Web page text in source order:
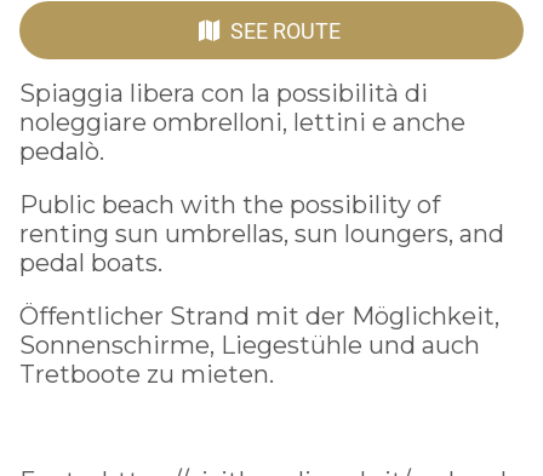
SEE ROUTE
Spiaggia libera con la possibilità di
noleggiare ombrelloni, lettini e anche
pedalò.
Public beach with the possibility of
renting sun umbrellas, sun loungers, and
pedal boats.
Öffentlicher Strand mit der Möglichkeit,
Sonnenschirme, Liegestühle und auch
Tretboote zu mieten.